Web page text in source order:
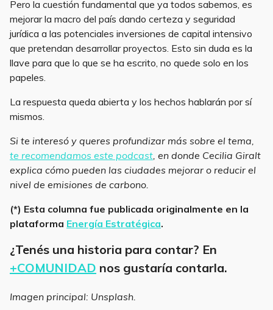
Pero la cuestión fundamental que ya todos sabemos, es
mejorar la macro del país dando certeza y seguridad
jurídica a las potenciales inversiones de capital intensivo
que pretendan desarrollar proyectos. Esto sin duda es la
llave para que lo que se ha escrito, no quede solo en los
papeles.
La respuesta queda abierta y los hechos hablarán por sí
mismos.
Si te interesó y queres profundizar más sobre el tema,
te recomendamos este podcast , en donde Cecilia Giralt
explica cómo pueden las ciudades mejorar o reducir el
nivel de emisiones de carbono.
(*) Esta columna fue publicada originalmente en la
plataforma Energía Estratégica.
¿Tenés una historia para contar? En
+COMUNIDAD nos gustaría contarla.
Imagen principal: Unsplash.